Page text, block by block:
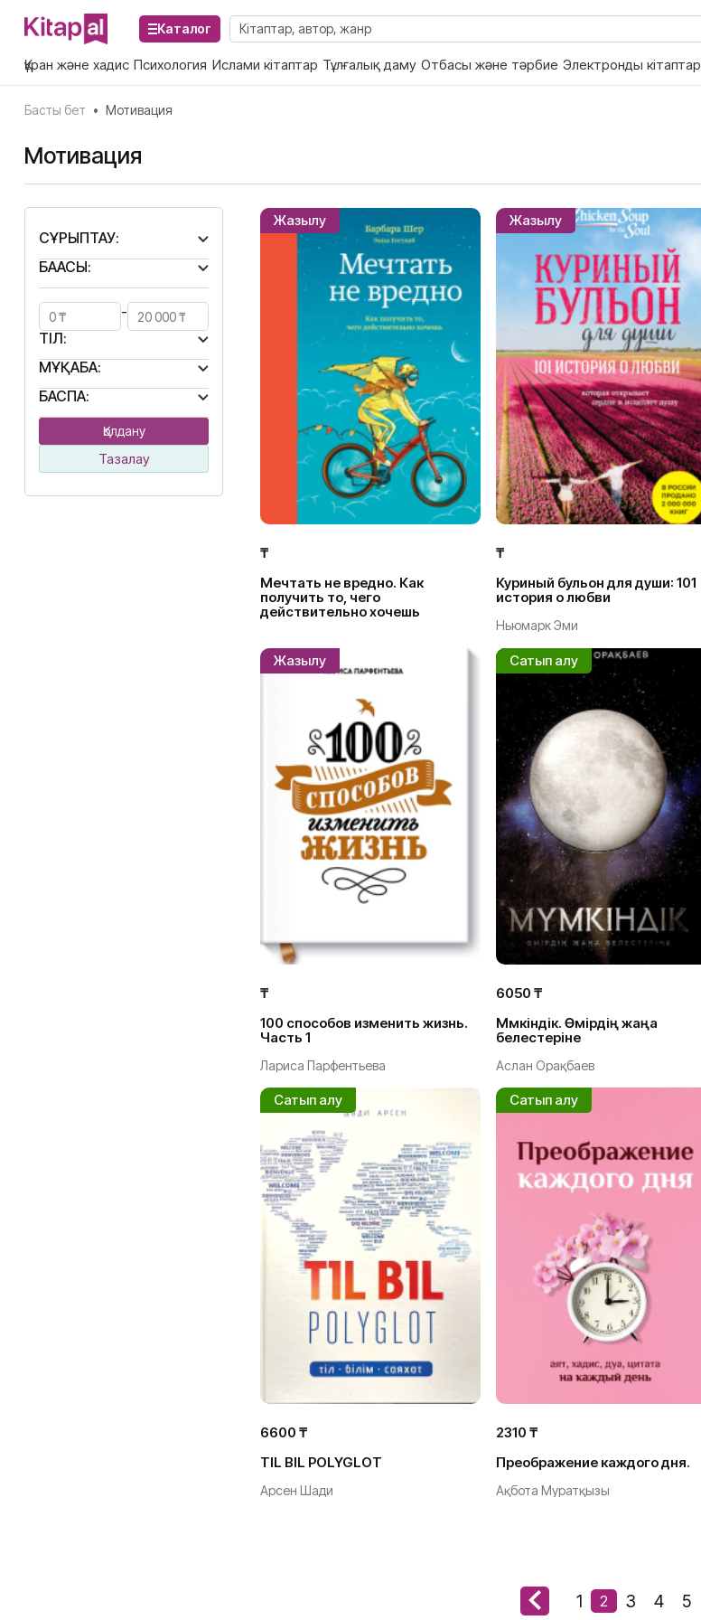
Каталог
Құран және хадис Психология Ислами кітаптар Тұлғалық даму Отбасы және тәрбие Электронды кітаптар
Басты бет • Мотивация
Мотивация
СҰРЫПТАУ:
БАҒАСЫ:
-
ТІЛ:
МҰҚАБА:
БАСПА:
Қолдану
Тазалау
Жазылу
₸
Мечтать не вредно. Как
получить то, чего
действительно хочешь
Жазылу
₸
Куриный бульон для души: 101
история о любви
Ньюмарк Эми
Жазылу
₸
100 способов изменить жизнь.
Часть 1
Лариса Парфентьева
Сатып алу
6050 ₸
Мүмкіндік. Өмірдің жаңа
белестеріне
Аслан Орақбаев
Сатып алу
6600 ₸
TIL BIL POLYGLOT
Арсен Шади
Сатып алу
2310 ₸
Преображение каждого дня.
Ақбота Муратқызы
1 2 3 4 5